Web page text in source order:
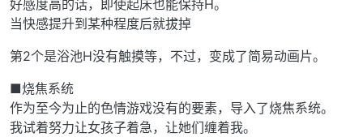
好感度高的话，即使起床也能保持H。
当快感提升到某种程度后就拔掉
第2个是浴池H没有触摸等，不过，变成了简易动画片。
■烧焦系统
作为至今为止的色情游戏没有的要素，导入了烧焦系统。
我试着努力让女孩子着急，让她们缠着我。